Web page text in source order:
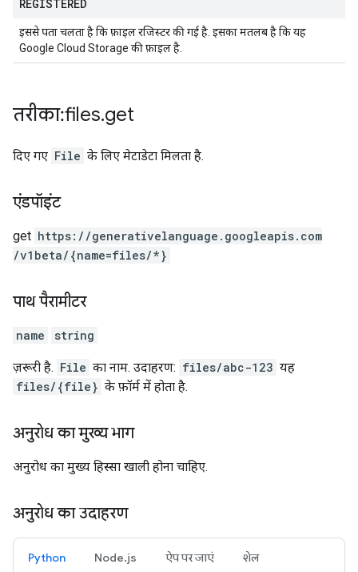
REGISTERED
इससे पता चलता है कि फ़ाइल रजिस्टर की गई है. इसका मतलब है कि यह
Google Cloud Storage की फ़ाइल है.
तरीका: files.get
दिए गए File के लिए मेटाडेटा मिलता है.
एंडपॉइंट
get https: / /generativelanguage.googleapis.com
/v1beta/{name=files/*}
पाथ पैरामीटर
name string
ज़रूरी है. File का नाम. उदाहरण: files/abc-123 यह
files/{file} के फ़ॉर्म में होता है.
अनुरोध का मुख्य भाग
अनुरोध का मुख्य हिस्सा खाली होना चाहिए.
अनुरोध का उदाहरण
Python Node.js ऐप पर जाएं शेल